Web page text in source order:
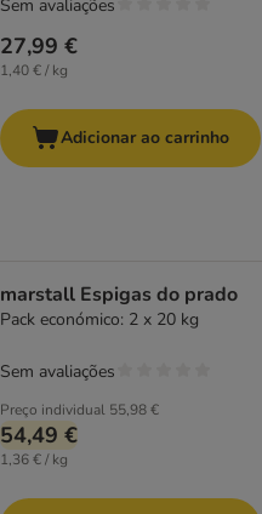
27,99 €
1,40 € / kg
Sem avaliações
Adicionar ao carrinho
marstall Espigas do prado
Pack económico: 2 x 20 kg
Preço individual 55,98 €
54,49 €
1,36 € / kg
Sem avaliações